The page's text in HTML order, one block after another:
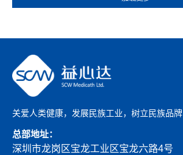
关爱人类健康，发展民族工业，树立民族品牌
总部地址：
深圳市龙岗区宝龙工业区宝龙六路4号